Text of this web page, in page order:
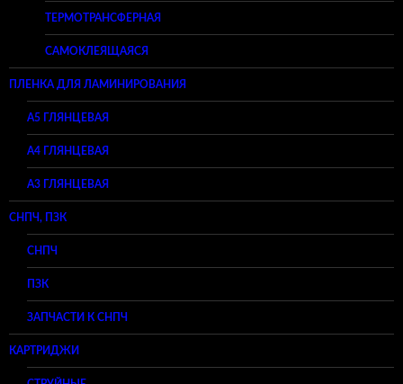
ТЕРМОТРАНСФЕРНАЯ
САМОКЛЕЯЩАЯСЯ
ПЛЕНКА ДЛЯ ЛАМИНИРОВАНИЯ
A5 ГЛЯНЦЕВАЯ
А4 ГЛЯНЦЕВАЯ
A3 ГЛЯНЦЕВАЯ
СНПЧ, ПЗК
СНПЧ
ПЗК
ЗАПЧАСТИ К СНПЧ
КАРТРИДЖИ